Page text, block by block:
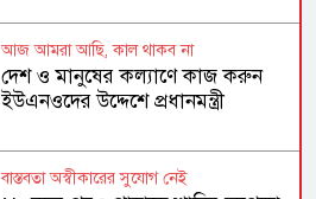
আজ আমরা আছি, কাল থাকব না
দেশ ও মানুষের কল্যাণে কাজ করুন
ইউএনওদের উদ্দেশে প্রধানমন্ত্রী
বাস্তবতা অস্বীকারের সুযোগ নেই